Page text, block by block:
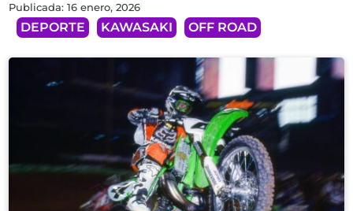
Publicada: 16 enero, 2026
DEPORTE KAWASAKI OFF ROAD